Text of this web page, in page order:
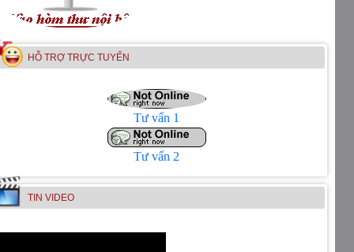
HỖ TRỢ TRỰC TUYẾN
Tư vấn 1
Tư vấn 2
TIN VIDEO